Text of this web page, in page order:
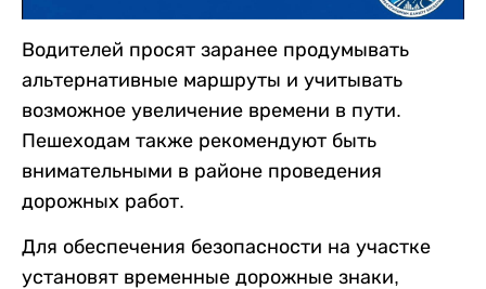
Водителей просят заранее продумывать
альтернативные маршруты и учитывать
возможное увеличение времени в пути.
Пешеходам также рекомендуют быть
внимательными в районе проведения
дорожных работ.
Для обеспечения безопасности на участке
установят временные дорожные знаки,